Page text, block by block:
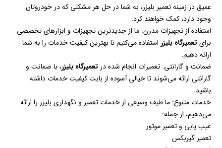
عمیق در زمینه تعمیر بلیزر، به شما در حل هر مشکلی که در خودروتان
وجود دارد، کمک خواهند کرد.
استفاده از تجهیزات مدرن: ما از جدیدترین تجهیزات و ابزارهای تخصصی
برای تعمیرگاه بلیزر استفاده می‌کنیم تا بهترین کیفیت خدمات را به شما
ارائه دهیم.
ضمانت و گارانتی: تعمیرات انجام شده در تعمیرگاه بلیزر، با ضمانت و
گارانتی ارائه می‌شوند تا خیالی آسوده از بابت کیفیت خدمات داشته
باشید.
خدمات متنوع: ما طیف وسیعی از خدمات تعمیر و نگهداری بلیزر را ارائه
می‌دهیم، از جمله:
عیب یابی و تعمیر موتور
تعمیر گیربکس